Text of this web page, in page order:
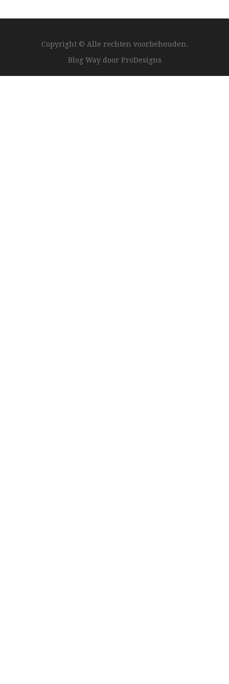
Copyright © Alle rechten voorbehouden.
Blog Way door ProDesigns